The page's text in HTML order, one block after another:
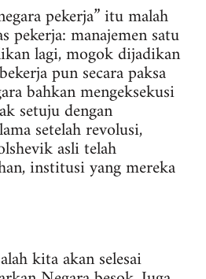
pekerja” itu malah
pekerja: manajemen satu
lagi, mogok dijadikan
pun secara paksa
bahkan mengeksekusi
setuju dengan
setelah revolusi,
asli telah
institusi yang mereka
kita akan selesai